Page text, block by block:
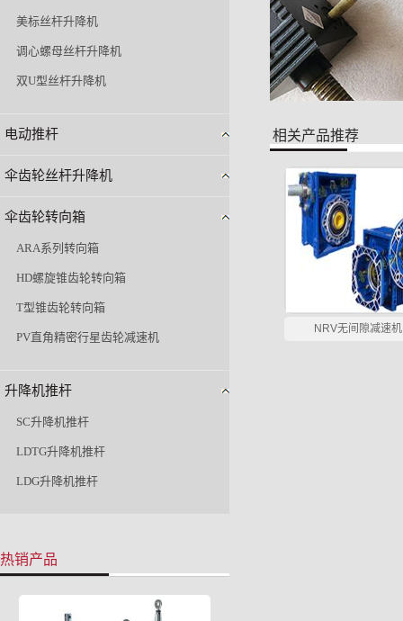
相关产品推荐
NRV无间隙减速机
美标丝杆升降机
调心螺母丝杆升降机
双U型丝杆升降机
电动推杆
伞齿轮丝杆升降机
伞齿轮转向箱
ARA系列转向箱
HD螺旋锥齿轮转向箱
T型锥齿轮转向箱
PV直角精密行星齿轮减速机
升降机推杆
SC升降机推杆
LDTG升降机推杆
LDG升降机推杆
热销产品